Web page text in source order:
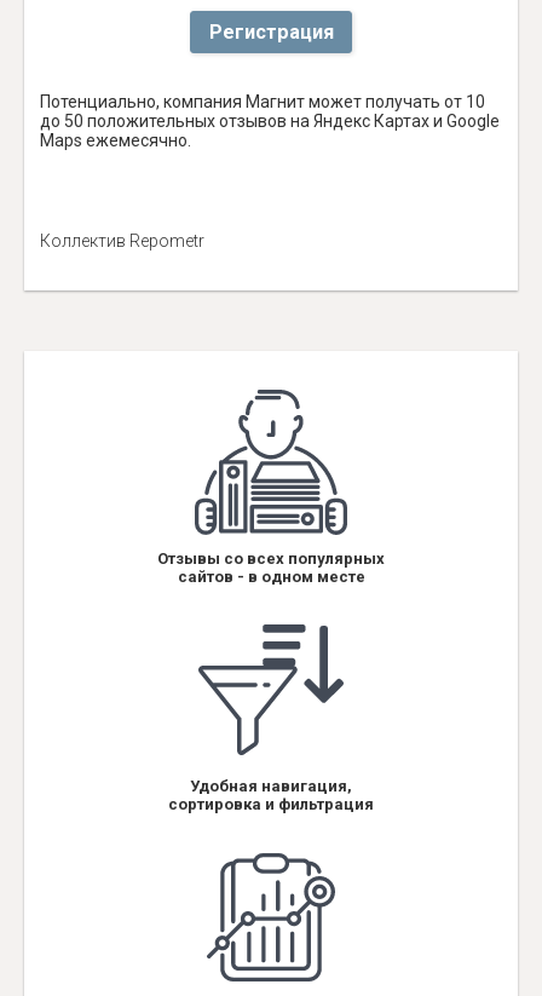
Регистрация
Потенциально, компания Магнит может получать от 10
до 50 положительных отзывов на Яндекс Картах и Google
Maps ежемесячно.
Коллектив Repometr
Отзывы со всех популярных
сайтов - в одном месте
Удобная навигация,
сортировка и фильтрация